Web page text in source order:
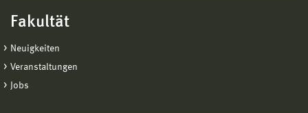
Fakultät
Neuigkeiten
Veranstaltungen
Jobs